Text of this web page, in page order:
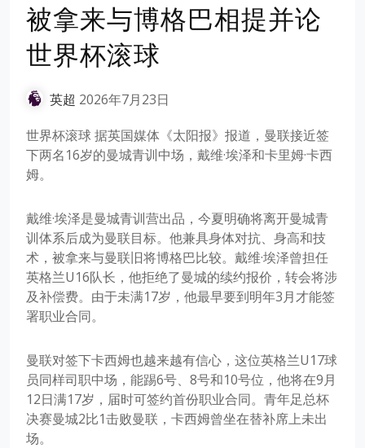
被拿来与博格巴相提并论
世界杯滚球
英超 2026年7月23日
世界杯滚球 据英国媒体《太阳报》报道，曼联接近签
下两名16岁的曼城青训中场，戴维·埃泽和卡里姆·卡西
姆。
戴维·埃泽是曼城青训营出品，今夏明确将离开曼城青
训体系后成为曼联目标。他兼具身体对抗、身高和技
术，被拿来与曼联旧将博格巴比较。戴维·埃泽曾担任
英格兰U16队长，他拒绝了曼城的续约报价，转会将涉
及补偿费。由于未满17岁，他最早要到明年3月才能签
署职业合同。
曼联对签下卡西姆也越来越有信心，这位英格兰U17球
员同样司职中场，能踢6号、8号和10号位，他将在9月
12日满17岁，届时可签约首份职业合同。青年足总杯
决赛曼城2比1击败曼联，卡西姆曾坐在替补席上未出
场。